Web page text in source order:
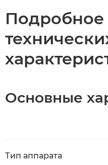
Подробное
Основные
Тип аппарата